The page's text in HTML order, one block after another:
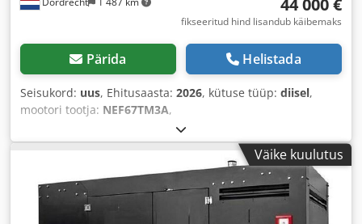
44 000 €
fikseeritud hind lisandub käibemaks
Pärida Helistada
Seisukord: uus, Ehitusaasta: 2026, kütuse tüüp: diisel,
mootori tootja: NEF67TM3A,
Väike kuulutus